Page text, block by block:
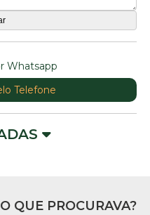
Whatsapp
Telefone
QUE PROCURAVA?